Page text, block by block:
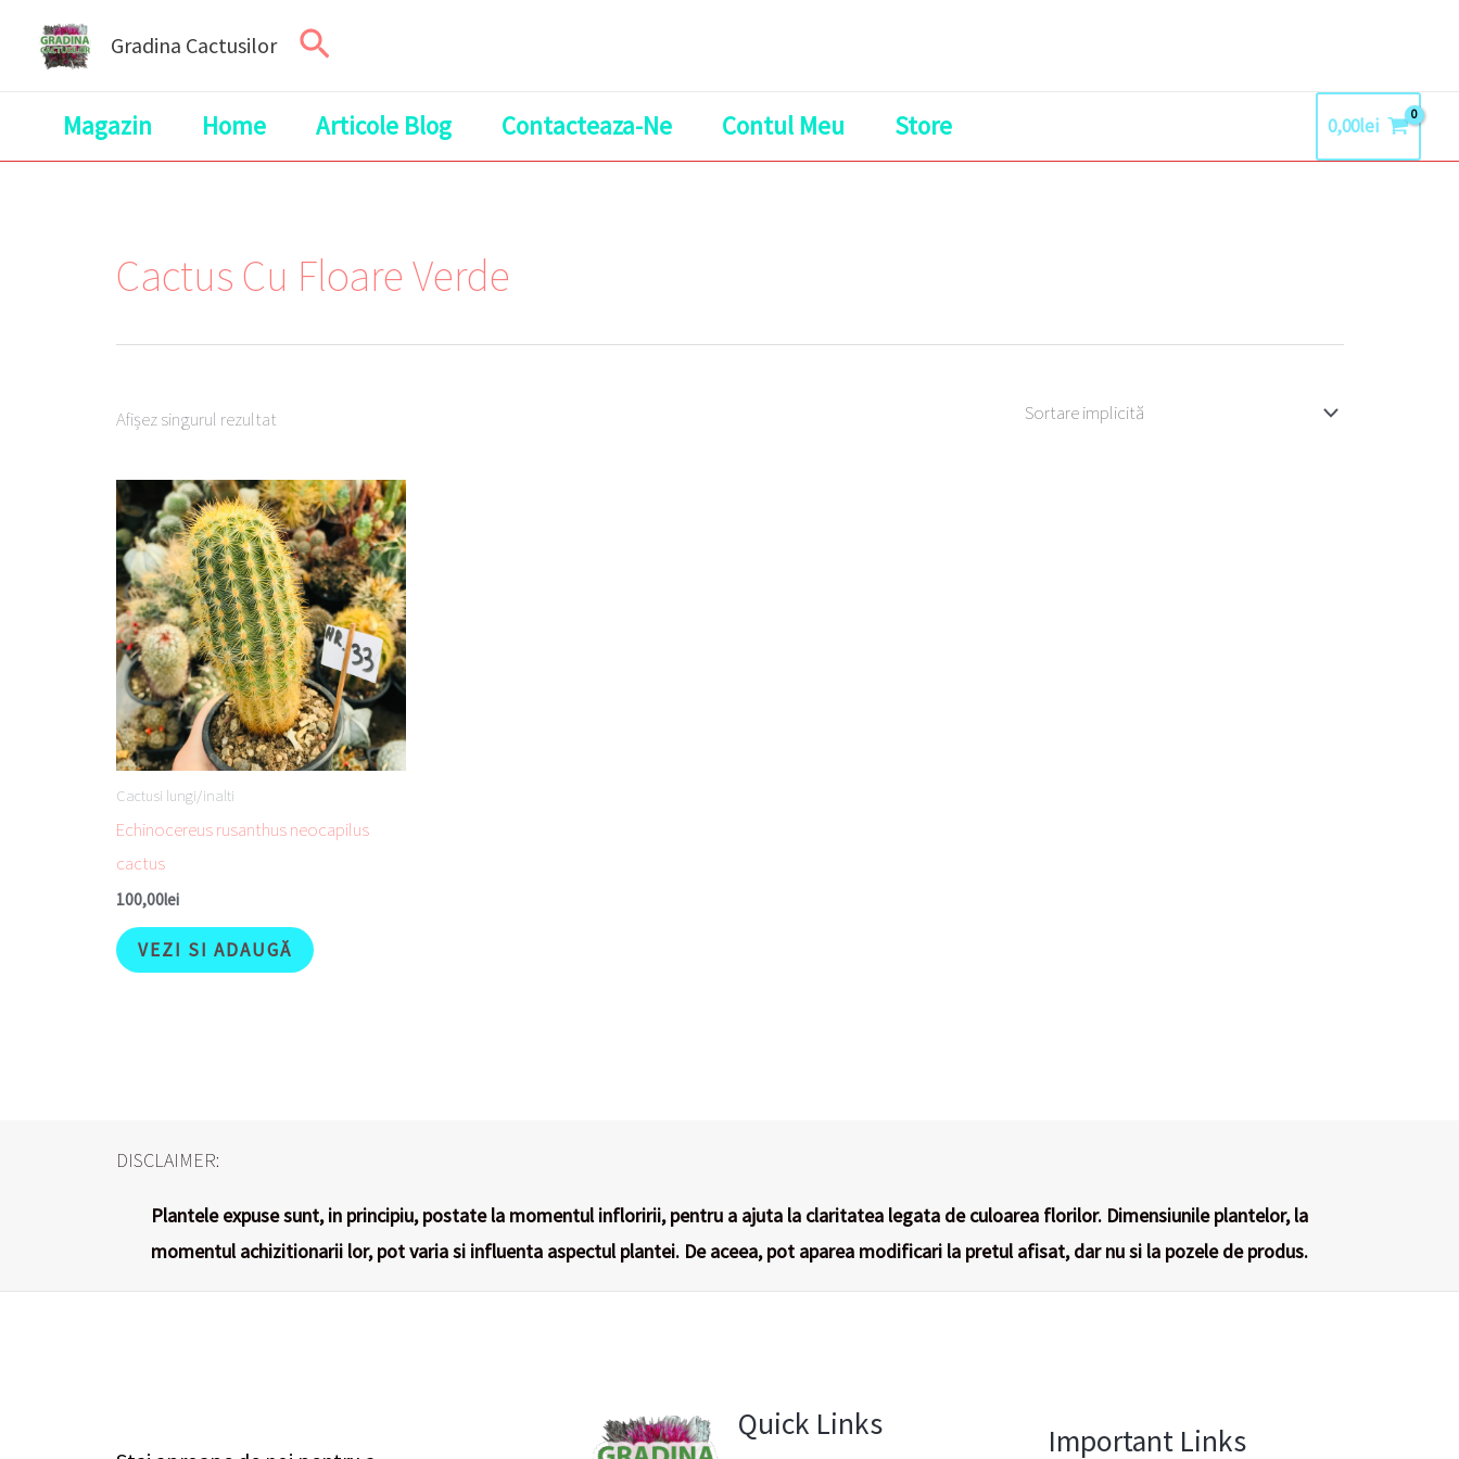
Gradina Cactusilor Search
Magazin Home Articole Blog Contacteaza-Ne Contul Meu Store 0,00lei
Cactus Cu Floare Verde
Afișez singurul rezultat
Cactusi lungi/inalti
Echinocereus rusanthus neocapilus
cactus
100,00lei
VEZI SI ADAUGĂ
DISCLAIMER:
Plantele expuse sunt, in principiu, postate la momentul infloririi, pentru a ajuta la claritatea legata de culoarea florilor. Dimensiunile plantelor, la
momentul achizitionarii lor, pot varia si influenta aspectul plantei. De aceea, pot aparea modificari la pretul afisat, dar nu si la pozele de produs.
Quick Links Important Links